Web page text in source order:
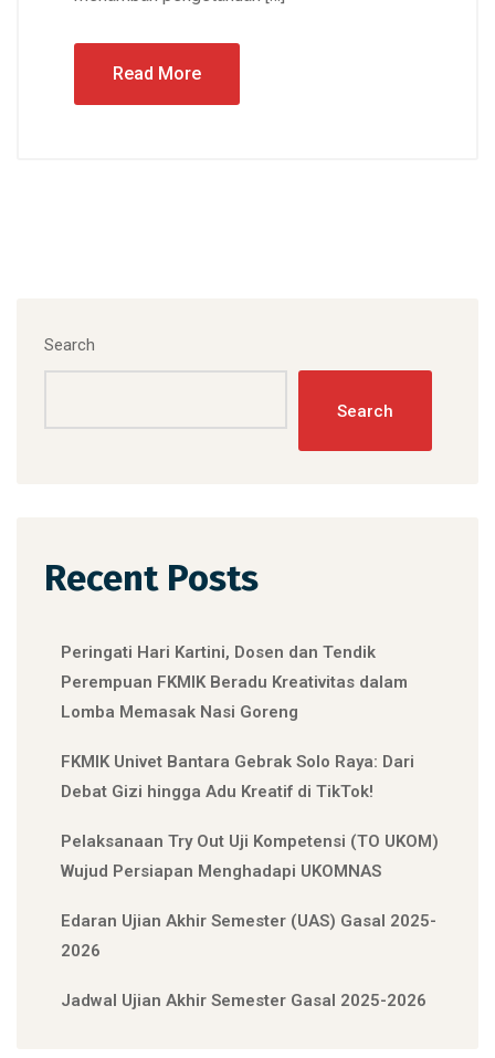
Read More
Search
Search
Recent Posts
Peringati Hari Kartini, Dosen dan Tendik
Perempuan FKMIK Beradu Kreativitas dalam
Lomba Memasak Nasi Goreng
FKMIK Univet Bantara Gebrak Solo Raya: Dari
Debat Gizi hingga Adu Kreatif di TikTok!
Pelaksanaan Try Out Uji Kompetensi (TO UKOM)
Wujud Persiapan Menghadapi UKOMNAS
Edaran Ujian Akhir Semester (UAS) Gasal 2025-
2026
Jadwal Ujian Akhir Semester Gasal 2025-2026